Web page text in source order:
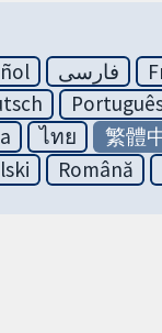
فارسی
ไทย
繁體
Română